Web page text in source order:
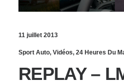
11 juillet 2013
Sport Auto, Vidéos, 24 Heures Du
REPLAY –